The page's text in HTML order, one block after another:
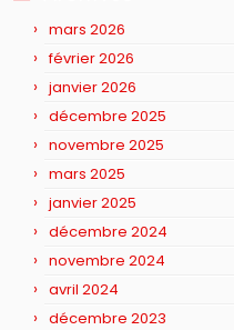
mars 2026
février 2026
janvier 2026
décembre 2025
novembre 2025
mars 2025
janvier 2025
décembre 2024
novembre 2024
avril 2024
décembre 2023